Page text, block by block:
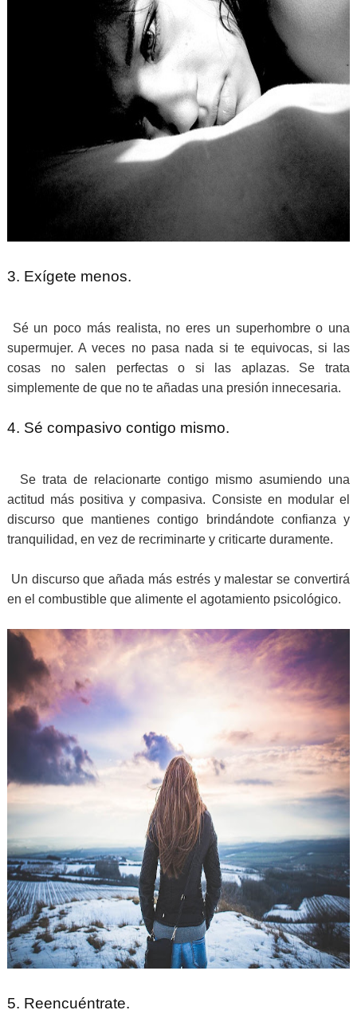
3. Exígete menos.
Sé un poco más realista, no eres un superhombre o una
supermujer. A veces no pasa nada si te equivocas, si las
cosas no salen perfectas o si las aplazas. Se trata
simplemente de que no te añadas una presión innecesaria.
4. Sé compasivo contigo mismo.
Se trata de relacionarte contigo mismo asumiendo una
actitud más positiva y compasiva. Consiste en modular el
discurso que mantienes contigo brindándote confianza y
tranquilidad, en vez de recriminarte y criticarte duramente.
Un discurso que añada más estrés y malestar se convertirá
en el combustible que alimente el agotamiento psicológico.
5. Reencuéntrate.